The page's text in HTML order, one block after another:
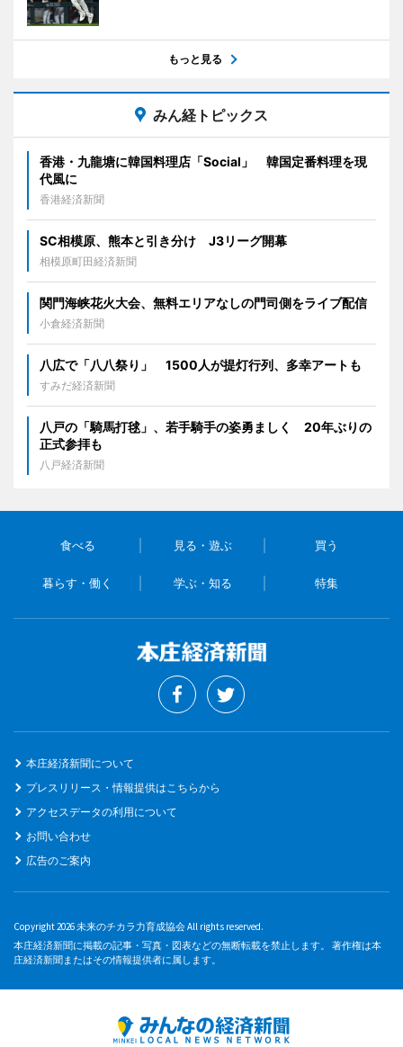
もっと見る
みん経トピックス
香港・九龍塘に韓国料理店「Social」 韓国定番料理を現
代風に
香港経済新聞
SC相模原、熊本と引き分け J3リーグ開幕
相模原町田経済新聞
関門海峡花火大会、無料エリアなしの門司側をライブ配信
小倉経済新聞
八広で「八八祭り」 1500人が提灯行列、多幸アートも
すみだ経済新聞
八戸の「騎馬打毬」、若手騎手の姿勇ましく 20年ぶりの
正式参拝も
八戸経済新聞
食べる 見る・遊ぶ 買う
暮らす・働く 学ぶ・知る 特集
本庄経済新聞について
プレスリリース・情報提供はこちらから
アクセスデータの利用について
お問い合わせ
広告のご案内
Copyright 2026 未来のチカラ力育成協会 All rights reserved.
本庄経済新聞に掲載の記事・写真・図表などの無断転載を禁止します。 著作権は本
庄経済新聞またはその情報提供者に属します。